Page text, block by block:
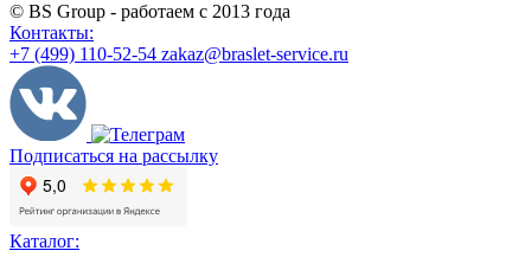
© BS Group - работаем с 2013 года
Контакты:
+7 (499) 110-52-54 zakaz@braslet-service.ru
Подписаться на рассылку
Каталог: